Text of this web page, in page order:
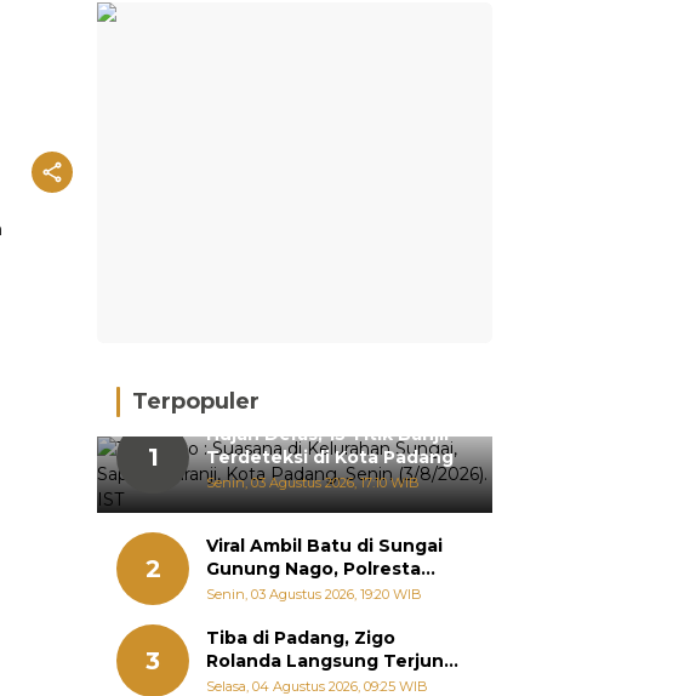
Terpopuler
1
Hujan Deras, 15 Titik Banjir
Terdeteksi di Kota Padang
Senin, 03 Agustus 2026, 17:10 WIB
2
Viral Ambil Batu di Sungai
Gunung Nago, Polresta
Padang Ungkap Fakta
Senin, 03 Agustus 2026, 19:20 WIB
3
Tiba di Padang, Zigo
Rolanda Langsung Terjun
Bantu Warga Terdampak
Selasa, 04 Agustus 2026, 09:25 WIB